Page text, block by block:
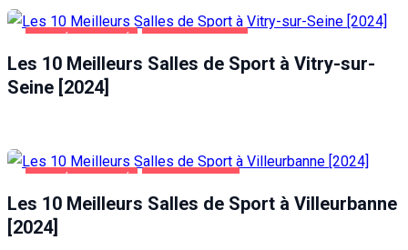
Les 10 Meilleurs Salles de Sport à Vitry-sur-
Seine [2024]
Les 10 Meilleurs Salles de Sport à Villeurbanne
[2024]